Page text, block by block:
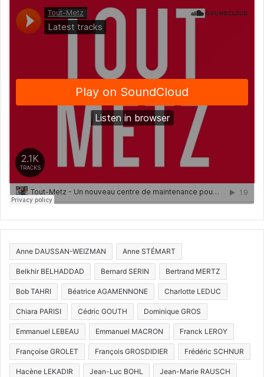
Anne DAUSSAN-WEIZMAN Anne STÉMART
Belkhir BELHADDAD Bernard SERIN Bertrand MERTZ
Bob TAHRI Béatrice AGAMENNONE Charlotte LEDUC
Chiara PARISI Cédric GOUTH Dominique GROS
Emmanuel LEBEAU Emmanuel MACRON Franck LEROY
Françoise GROLET François GROSDIDIER Frédéric SCHNUR
Hacène LEKADIR Jean-Luc BOHL Jean-Marie RAUSCH